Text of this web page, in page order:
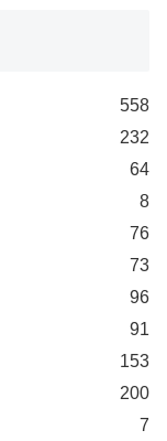
558
232
64
8
76
73
96
91
153
200
7